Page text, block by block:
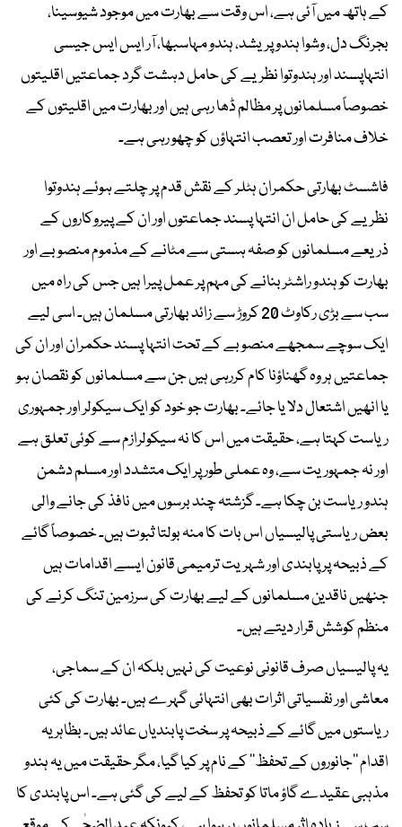
کے ہاتھ میں آئی ہے، اس وقت سے بھارت میں موجود شیوسینا،
بجرنگ دل، وشوا ہندو پریشد، ہندو مہاسبھا، آر ایس ایس جیسی
انتہاپسند اور ہندوتوا نظریے کی حامل دہشت گرد جماعتیں اقلیتوں
خصوصاً مسلمانوں پر مظالم ڈھا رہی ہیں اور بھارت میں اقلیتوں کے
خلاف منافرت اور تعصب انتہاؤں کو چھو رہی ہے۔
فاشسٹ بھارتی حکمران ہٹلر کے نقش قدم پر چلتے ہوئے ہندوتوا
نظریے کی حامل ان انتہا پسند جماعتوں اور ان کے پیروکاروں کے
ذریعے مسلمانوں کو صفہ ہستی سے مٹانے کے مذموم منصوبے اور
بھارت کو ہندو راشٹر بنانے کی مہم پر عمل پیرا ہیں جس کی راہ میں
سب سے بڑی رکاوٹ 20 کروڑ سے زائد بھارتی مسلمان ہیں۔ اسی لیے
ایک سوچے سمجھے منصوبے کے تحت انتہا پسند حکمران اور ان کی
جماعتیں ہر وہ گھناؤنا کام کررہی ہیں جن سے مسلمانوں کو نقصان ہو
یا انھیں اشتعال دلا یا جائے۔ بھارت جو خود کو ایک سیکولر اور جمہوری
ریاست کہتا ہے، حقیقت میں اس کا نہ سیکولرازم سے کوئی تعلق ہے
اور نہ جمہوریت سے، وہ عملی طور پر ایک متشدد اور مسلم دشمن
ہندو ریاست بن چکا ہے۔ گزشتہ چند برسوں میں نافذ کی جانے والی
بعض ریاستی پالیسیاں اس بات کا منہ بولتا ثبوت ہیں۔ خصوصاً گائے
کے ذبیحہ پر پابندی اور شہریت ترمیمی قانون ایسے اقدامات ہیں
جنھیں ناقدین مسلمانوں کے لیے بھارت کی سرزمین تنگ کرنے کی
منظم کوشش قرار دیتے ہیں۔
یہ پالیسیاں صرف قانونی نوعیت کی نہیں بلکہ ان کے سماجی،
معاشی اور نفسیاتی اثرات بھی انتہائی گہرے ہیں۔ بھارت کی کئی
ریاستوں میں گائے کے ذبیحہ پر سخت پابندیاں عائد ہیں۔ بظاہر یہ
اقدام ’’جانوروں کے تحفظ‘‘ کے نام پر کیا گیا، مگر حقیقت میں یہ ہندو
مذہبی عقیدے گاؤ ماتا کو تحفظ کے لیے کی گئی ہے۔ اس پابندی کا